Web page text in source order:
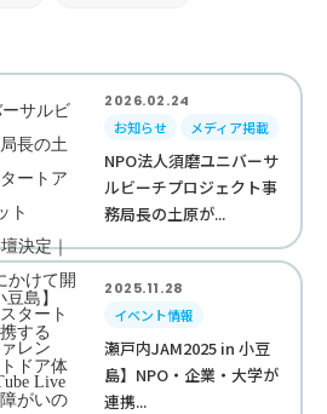
2026.02.24
お知らせ
メディア掲載
NPO法人須磨ユニバーサ
ルビーチプロジェクト事
務局長の土原が...
2025.11.28
イベント情報
瀬戸内JAM2025 in 小豆
島】NPO・企業・大学が
連携...